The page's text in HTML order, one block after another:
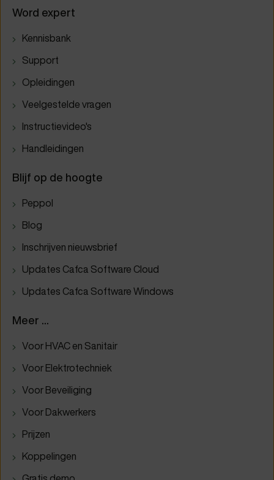
Word expert
Kennisbank
Support
Opleidingen
Veelgestelde vragen
Instructievideo's
Handleidingen
Blijf op de hoogte
Peppol
Blog
Inschrijven nieuwsbrief
Updates Cafca Software Cloud
Updates Cafca Software Windows
Meer ...
Voor HVAC en Sanitair
Voor Elektrotechniek
Voor Beveiliging
Voor Dakwerkers
Prijzen
Koppelingen